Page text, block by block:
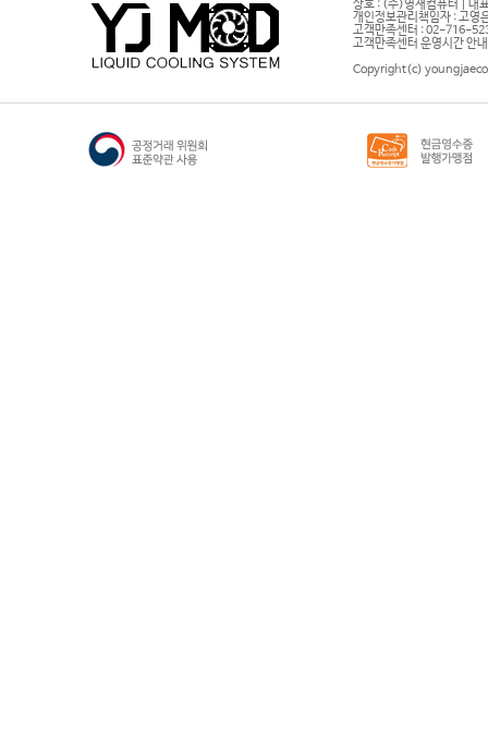
상호 : (주)영재컴퓨터 | 대
개인정보관리책임자 : 고영
고객만족센터 : 02-716-
고객만족센터 운영시간 안
Copyright(c)